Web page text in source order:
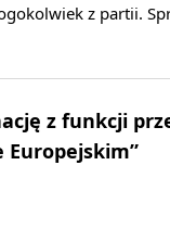
z partii.
z funkcji
Europejskim”